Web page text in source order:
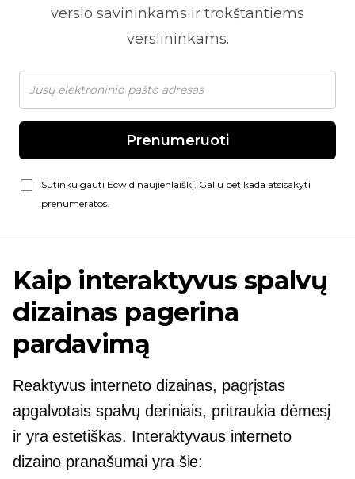
verslo savininkams ir trokštantiems
verslininkams.
Prenumeruoti
Sutinku gauti Ecwid naujienlaiškį. Galiu bet kada atsisakyti
prenumeratos.
Kaip interaktyvus spalvų
dizainas pagerina
pardavimą
Reaktyvus interneto dizainas, pagrįstas
apgalvotais spalvų deriniais, pritraukia dėmesį
ir yra estetiškas. Interaktyvaus interneto
dizaino pranašumai yra šie: